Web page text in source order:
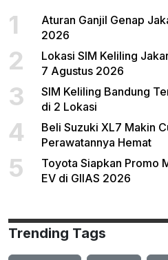
1
Aturan Ganjil Genap
2026
2
Lokasi SIM Keliling
7 Agustus 2026
3
SIM Keliling Bandung
di 2 Lokasi
4
Beli Suzuki XL7 Makin
Perawatannya Hemat
5
Toyota Siapkan Promo
EV di GIIAS 2026
Trending Tags